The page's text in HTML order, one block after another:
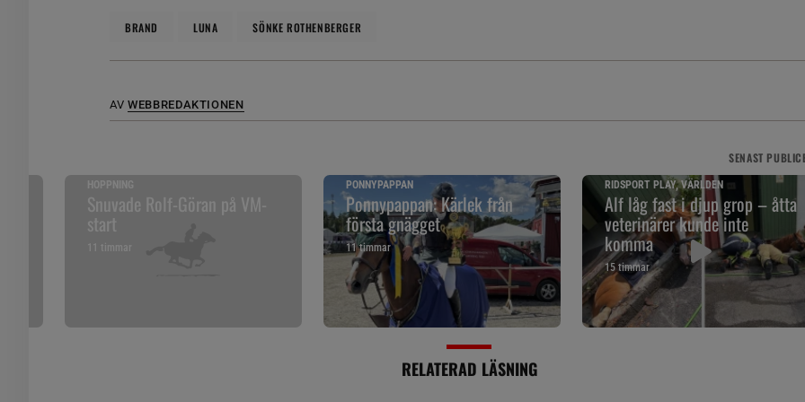
BRAND LUNA SÖNKE RO­THENBERGER
AV WEBBREDAKTIONEN
SENAST
HOPPNING
Snuvade Rolf-Göran på VM-
start
11 timmar
PONNYPAPPAN
Ponnypappan: Kärlek från
första gnägget
11 timmar
RIDSPORT PLAY, VÄRLDEN
Alf låg fast i djup grop – åtta
veterinärer kunde inte
komma
15 timmar
RELATERAD LÄSNING